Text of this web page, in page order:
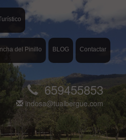
del Pinillo BLOG Contactar
659455853
indosa@tualbergue.com